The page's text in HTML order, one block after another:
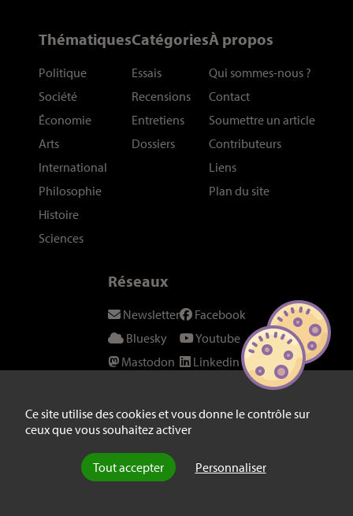
Ce site utilise des cookies et vous donne le contrôle sur
ceux que vous souhaitez activer
Tout accepter Personnaliser
Thématiques
Politique
Société
Économie
Arts
International
Philosophie
Histoire
Sciences
Catégories
Essais
Recensions
Entretiens
Dossiers
À propos
Qui sommes-nous ?
Contact
Soumettre un article
Contributeurs
Liens
Plan du site
Réseaux
Newsletter
Bluesky
Mastodon
Instagram
Twitter/X
Facebook
Youtube
Linkedin
Fil RSS